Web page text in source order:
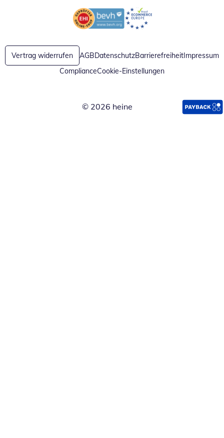
Öffnet in neuem FensterÖffnet in neuem Fenster
Vertrag widerrufen AGBDatenschutzBarrierefreiheitImpressum
ComplianceCookie-Einstellungen
© 2026 heine